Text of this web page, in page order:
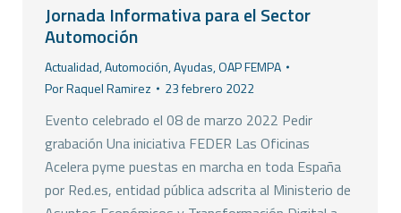
Jornada Informativa para el Sector
Automoción
Actualidad,Automoción,Ayudas,OAP FEMPA
PorRaquel Ramirez 23 febrero 2022
Evento celebrado el 08 de marzo 2022 Pedir
grabación Una iniciativa FEDER Las Oficinas
Acelera pyme puestas en marcha en toda España
por Red.es, entidad pública adscrita al Ministerio de